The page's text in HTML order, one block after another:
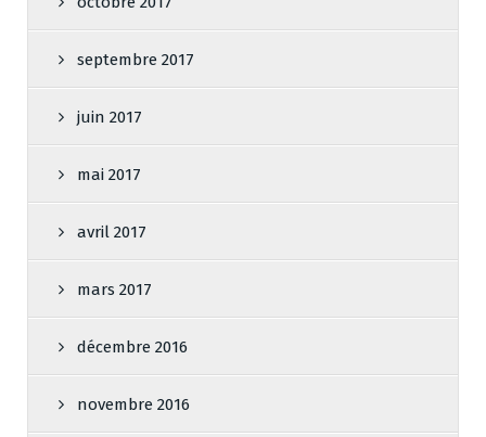
septembre 2017
juin 2017
mai 2017
avril 2017
mars 2017
décembre 2016
novembre 2016